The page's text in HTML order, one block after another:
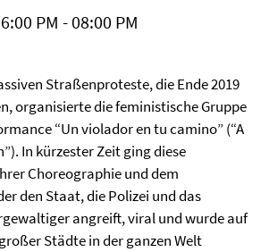
PM - 08:00 PM
Straßenproteste, die Ende 2019
organisierte die feministische Gruppe
“Un violador en tu camino” (“A
In kürzester Zeit ging diese
Choreographie und dem
den Staat, die Polizei und das
angreift, viral und wurde auf
Städte in der ganzen Welt